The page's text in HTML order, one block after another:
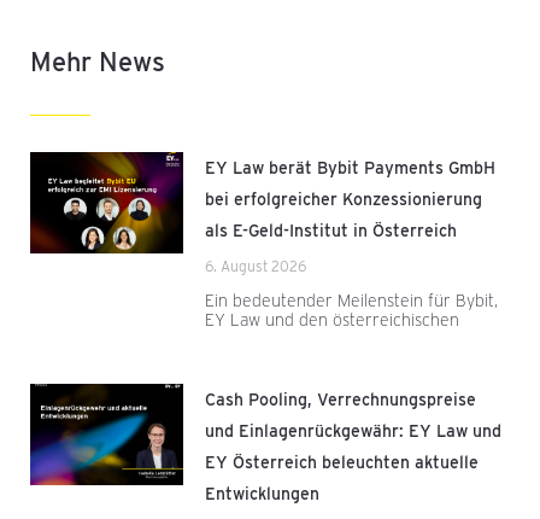
Mehr News
EY Law berät Bybit Payments GmbH
bei erfolgreicher Konzessionierung
als E-Geld-Institut in Österreich
6. August 2026
Ein bedeutender Meilenstein für Bybit,
EY Law und den österreichischen
Cash Pooling, Verrechnungspreise
und Einlagenrückgewähr: EY Law und
EY Österreich beleuchten aktuelle
Entwicklungen